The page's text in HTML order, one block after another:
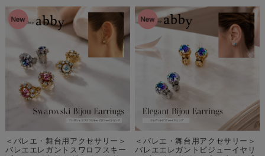
＜バレエ・舞台用アクセサリー＞
バレエエレガントスワロフスキー
＜バレエ・舞台用アクセサリー＞
バレエエレガントビジューイヤリ